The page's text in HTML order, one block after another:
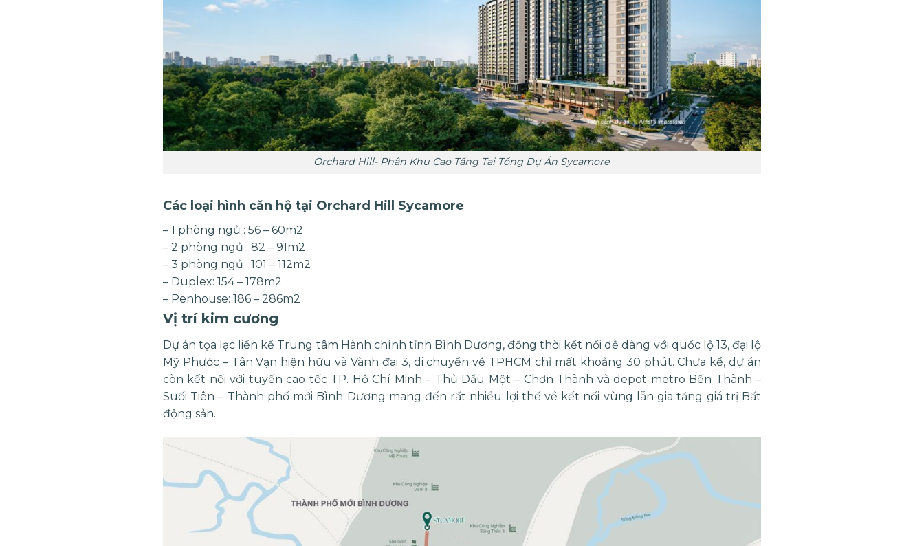
Orchard Hill- Phân Khu Cao Tầng Tại Tổng Dự Án Sycamore
Các loại hình căn hộ tại Orchard Hill Sycamore
– 1 phòng ngủ : 56 – 60m2
– 2 phòng ngủ : 82 – 91m2
– 3 phòng ngủ : 101 – 112m2
– Duplex: 154 – 178m2
– Penhouse: 186 – 286m2
Vị trí kim cương
Dự án tọa lạc liền kề Trung tâm Hành chính tỉnh Bình Dương, đồng thời kết nối dễ dàng với quốc lộ 13, đại lộ
Mỹ Phước – Tân Vạn hiện hữu và Vành đai 3, di chuyển về TPHCM chỉ mất khoảng 30 phút. Chưa kể, dự án
còn kết nối với tuyến cao tốc TP. Hồ Chí Minh – Thủ Dầu Một – Chơn Thành và depot metro Bến Thành –
Suối Tiên – Thành phố mới Bình Dương mang đến rất nhiều lợi thế về kết nối vùng lẫn gia tăng giá trị Bất
động sản.